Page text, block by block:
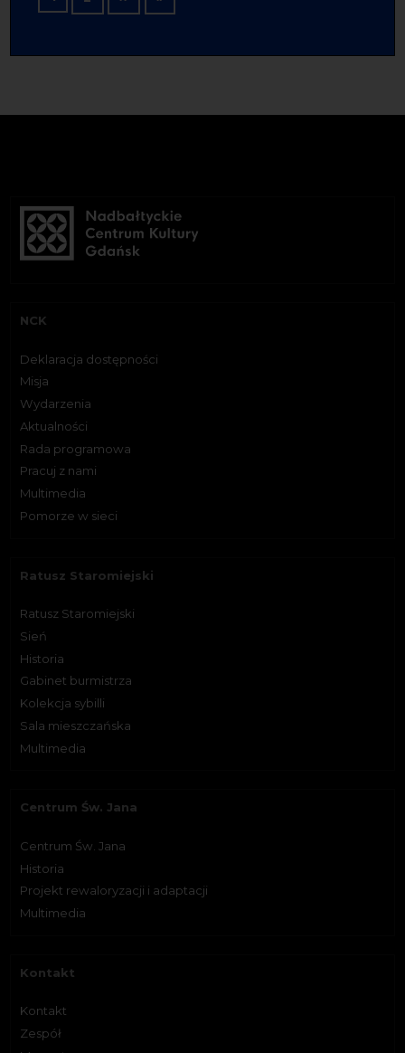
NCK
Deklaracja dostępności
Misja
Wydarzenia
Aktualności
Rada programowa
Pracuj z nami
Multimedia
Pomorze w sieci
Ratusz Staromiejski
Ratusz Staromiejski
Sień
Historia
Gabinet burmistrza
Kolekcja sybilli
Sala mieszczańska
Multimedia
Centrum Św. Jana
Centrum Św. Jana
Historia
Projekt rewaloryzacji i adaptacji
Multimedia
Kontakt
Kontakt
Zespół